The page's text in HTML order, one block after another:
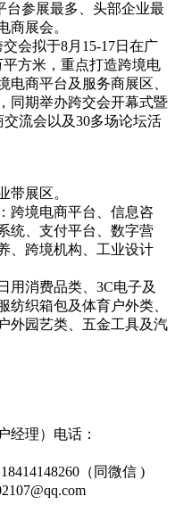
台参展最多、头部企业最
商展会。
会拟于8月15-17日在广
方米，重点打造跨境电
电商平台及服务商展区、
同期举办跨交会开幕式暨
流会以及30多场论坛活
带展区。
跨境电商平台、信息咨
统、支付平台、数字营
、跨境机构、工业设计
用消费品类、3C电子及
纺织箱包及体育户外类、
外园艺类、五金工具及汽
经理）电话：
（同微信 )